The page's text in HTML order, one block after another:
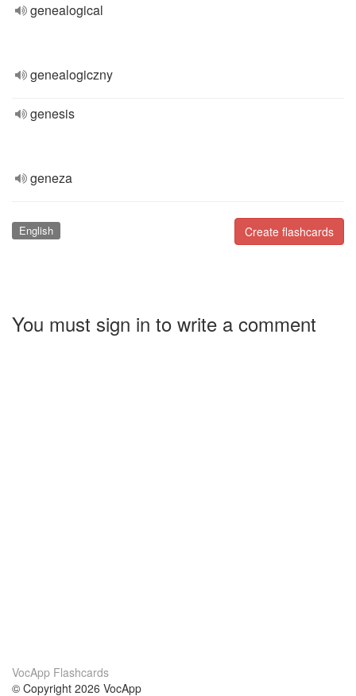
genealogical
genealogiczny
genesis
geneza
Create flashcards
English
You must sign in to write a comment
VocApp Flashcards
© Copyright 2026 VocApp